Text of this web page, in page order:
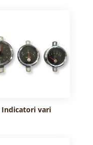
Indicatori vari